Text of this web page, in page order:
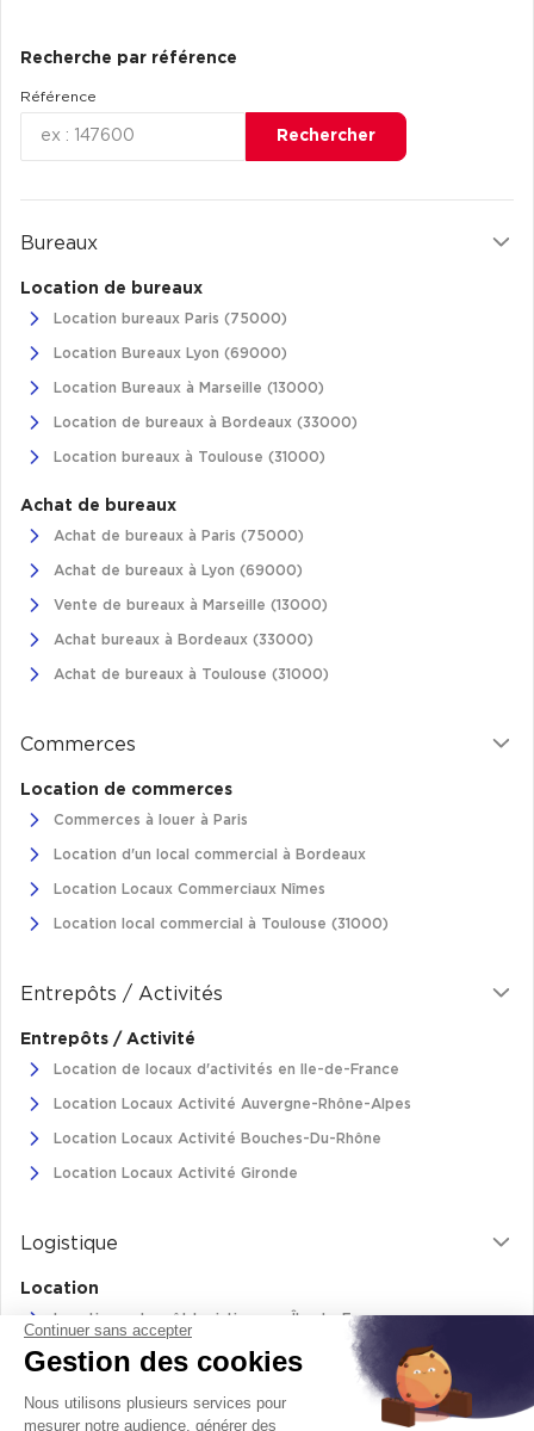
Recherche par référence
Référence
Rechercher
Bureaux
Location de bureaux
Location bureaux Paris (75000)
Location Bureaux Lyon (69000)
Location Bureaux à Marseille (13000)
Location de bureaux à Bordeaux (33000)
Location bureaux à Toulouse (31000)
Achat de bureaux
Achat de bureaux à Paris (75000)
Achat de bureaux à Lyon (69000)
Vente de bureaux à Marseille (13000)
Achat bureaux à Bordeaux (33000)
Achat de bureaux à Toulouse (31000)
Commerces
Location de commerces
Commerces à louer à Paris
Location d'un local commercial à Bordeaux
Location Locaux Commerciaux Nîmes
Location local commercial à Toulouse (31000)
Entrepôts / Activités
Entrepôts / Activité
Location de locaux d'activités en Ile-de-France
Location Locaux Activité Auvergne-Rhône-Alpes
Location Locaux Activité Bouches-Du-Rhône
Location Locaux Activité Gironde
Logistique
Location
Location entrepôt logistique en Île-de-France
Location entrepôt logistique Pas-de-Calais
Location de bâtiments logistiques en Auvergne-Rhône-Alpes
Location Logistique Bouches-Du-Rhône
Continuer sans accepter
Gestion des cookies
Nous utilisons plusieurs services pour
mesurer notre audience, générer des